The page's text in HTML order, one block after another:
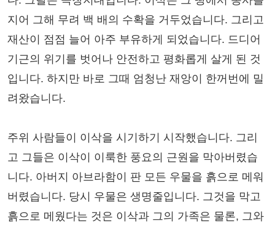
지어 그해 무려 백 배의 수확을 거두었습니다. 그리고
재산이 점점 늘어 아주 부유하게 되었습니다. 드디어
기근의 위기를 벗어나 안전하고 평화롭게 살게 된 것
입니다. 하지만 바로 그때 엄청난 재앙이 한꺼번에 밀
려왔습니다.
주위 사람들이 이삭을 시기하기 시작했습니다. 그리
고 그들은 이삭이 이룩한 풍요의 근원을 막아버렸습
니다. 아버지 아브라함이 판 모든 우물을 흙으로 메워
버렸습니다. 당시 우물은 생명줄입니다. 그것을 막고
흙으로 메웠다는 것은 이삭과 그의 가족은 물론, 그와